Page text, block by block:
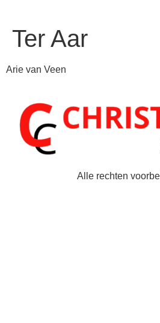
Ter Aar
Arie van Veen
Alle rechten